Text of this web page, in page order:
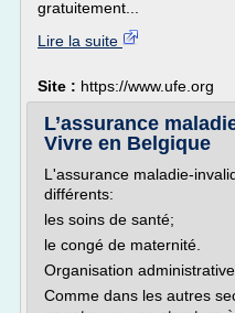
gratuitement...
Lire la suite
Site : https://www.ufe.org
L’assurance
Vivre en Belgique
L'assurance maladie-
différents:
les soins de santé;
le congé de maternité.
Organisation
Comme dans les autres